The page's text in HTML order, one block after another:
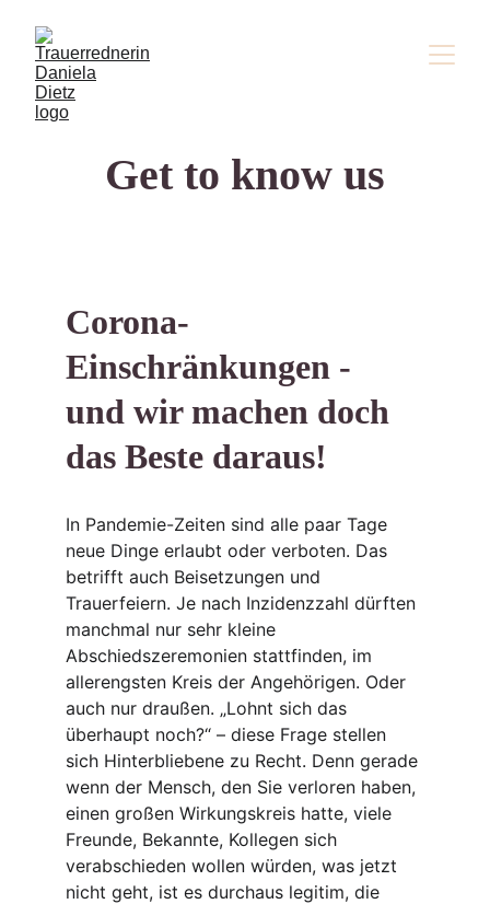
Get to know us
Corona-
Einschränkungen -
und wir machen doch
das Beste daraus!
In Pandemie-Zeiten sind alle paar Tage
neue Dinge erlaubt oder verboten. Das
betrifft auch Beisetzungen und
Trauerfeiern. Je nach Inzidenzzahl dürften
manchmal nur sehr kleine
Abschiedszeremonien stattfinden, im
allerengsten Kreis der Angehörigen. Oder
auch nur draußen. „Lohnt sich das
überhaupt noch?“ – diese Frage stellen
sich Hinterbliebene zu Recht. Denn gerade
wenn der Mensch, den Sie verloren haben,
einen großen Wirkungskreis hatte, viele
Freunde, Bekannte, Kollegen sich
verabschieden wollen würden, was jetzt
nicht geht, ist es durchaus legitim, die